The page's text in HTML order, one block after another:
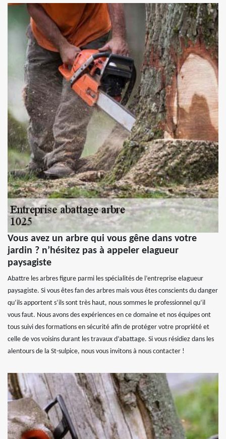
Vous avez un arbre qui vous gêne dans votre
jardin ? n’hésitez pas à appeler elagueur
paysagiste
Abattre les arbres figure parmi les spécialités de l’entreprise elagueur
paysagiste. Si vous êtes fan des arbres mais vous êtes conscients du danger
qu’ils apportent s’ils sont très haut, nous sommes le professionnel qu’il
vous faut. Nous avons des expériences en ce domaine et nos équipes ont
tous suivi des formations en sécurité afin de protéger votre propriété et
celle de vos voisins durant les travaux d’abattage. Si vous résidiez dans les
alentours de la St-sulpice, nous vous invitons à nous contacter !